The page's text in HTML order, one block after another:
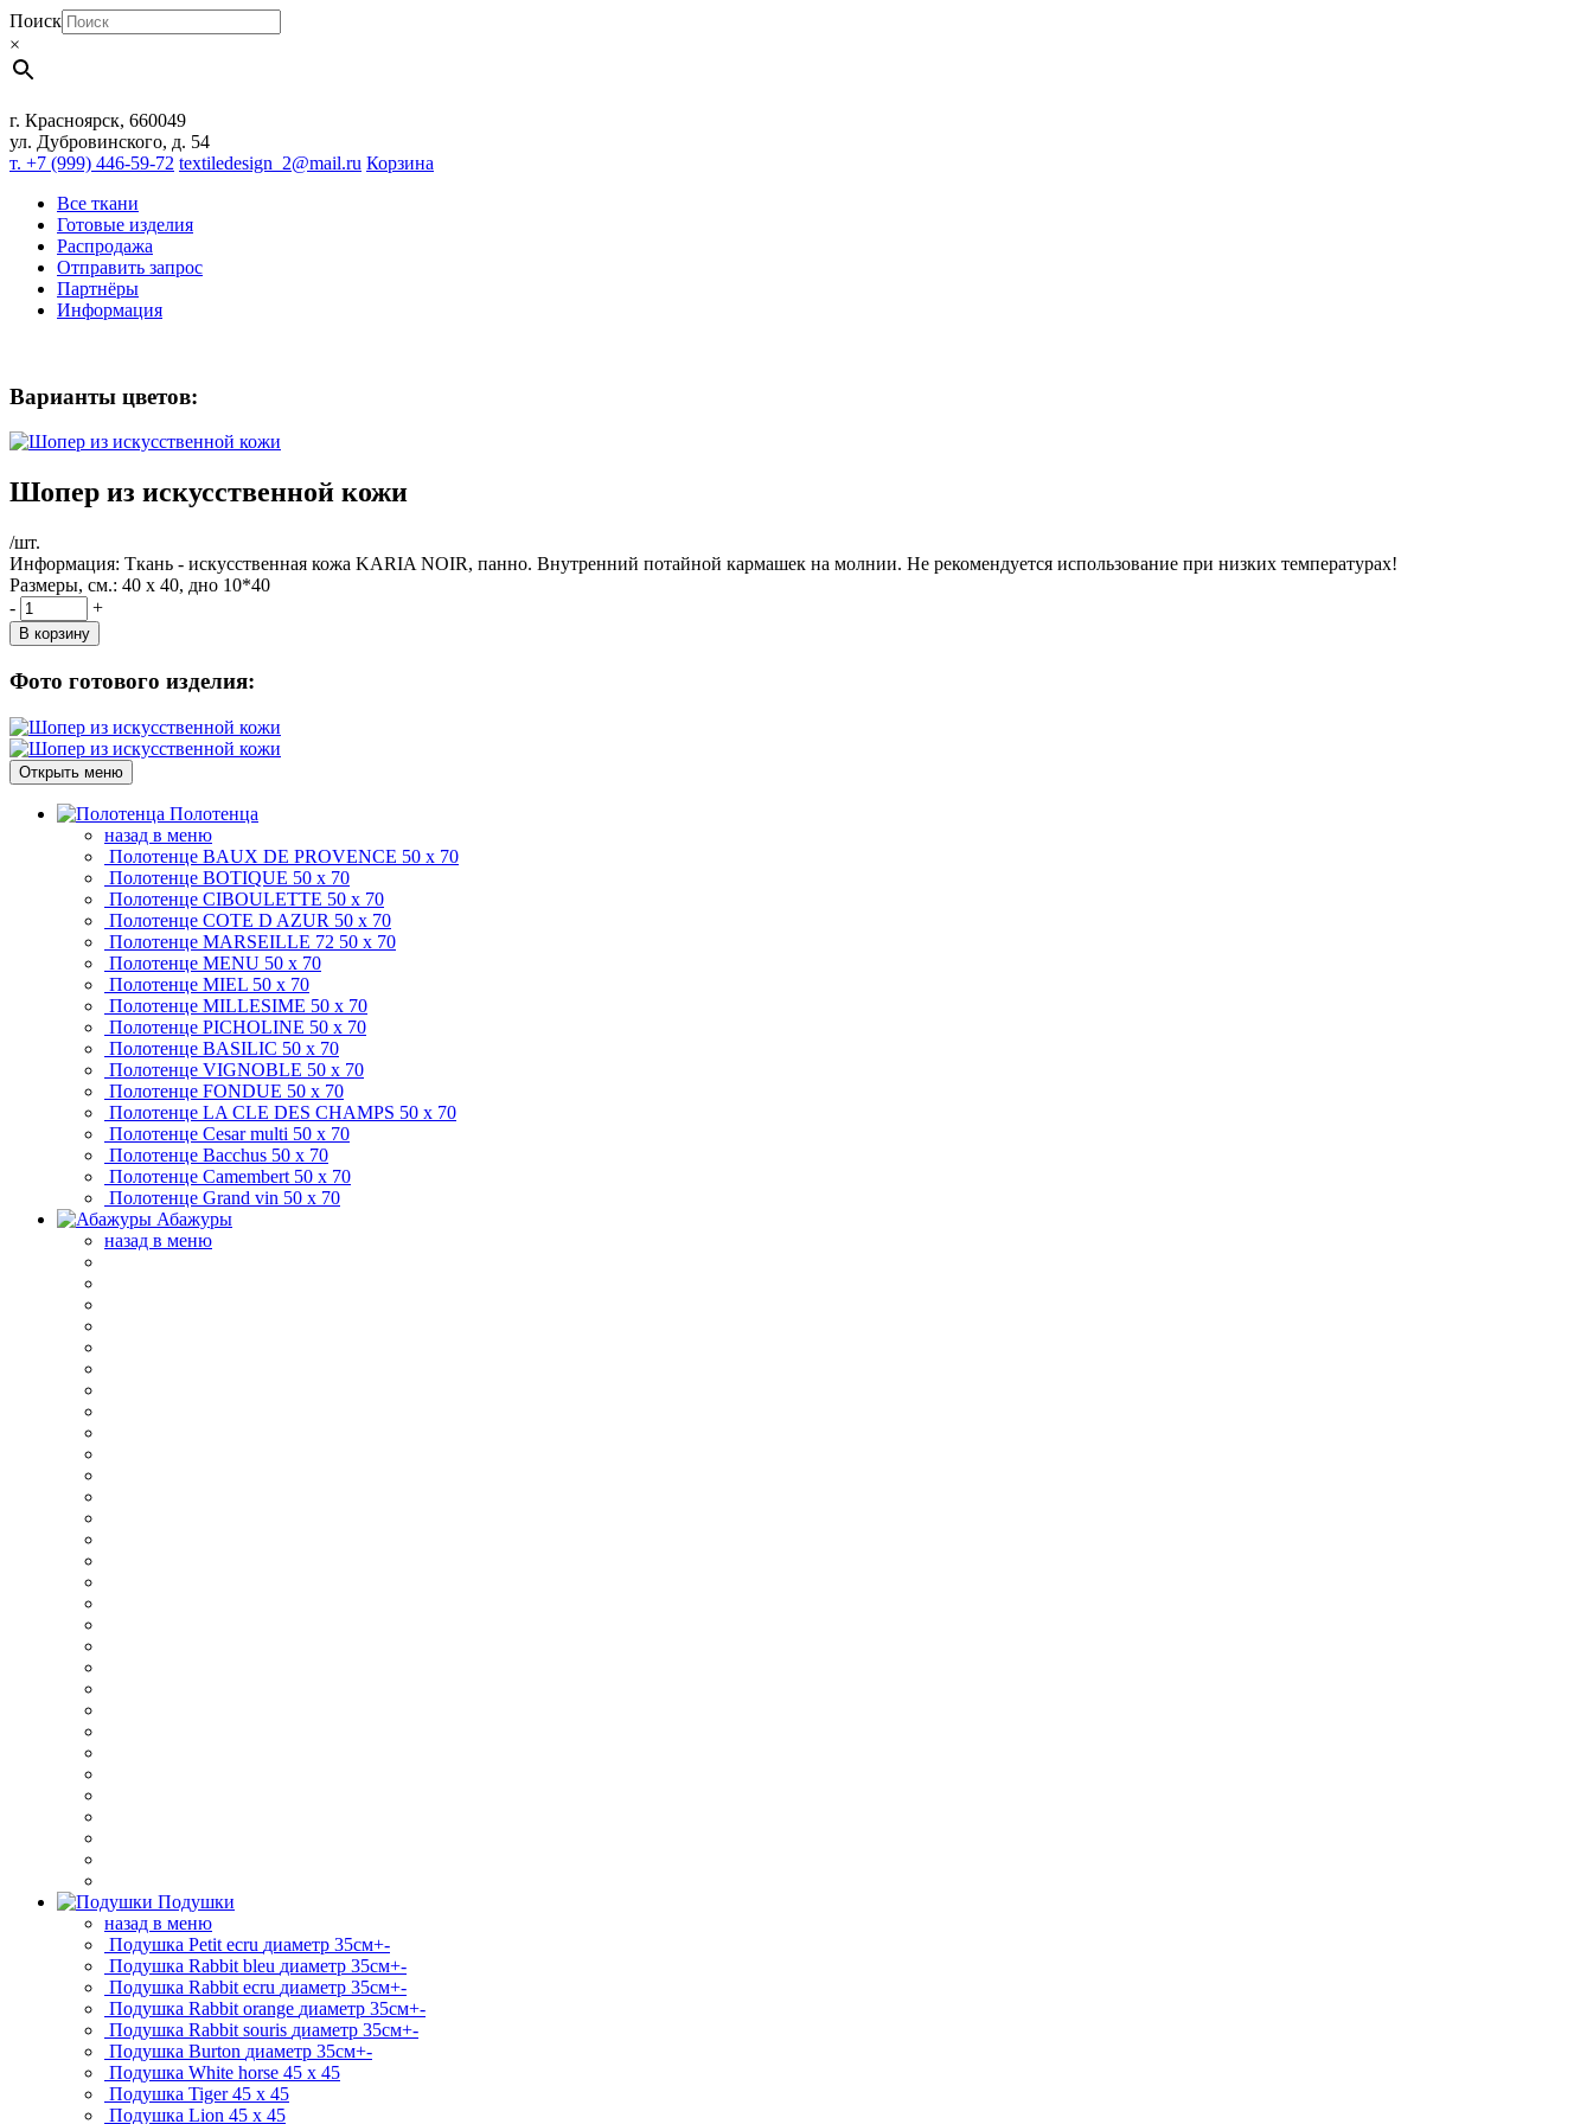
Поиск
×
г. Красноярск, 660049
ул. Дубровинского, д. 54
т. +7 (999) 446-59-72 textiledesign_2@mail.ru Корзина
Все ткани
Готовые изделия
Распродажа
Отправить запрос
Партнёры
Информация
Варианты цветов:
Шопер из искусственной кожи
/шт.
Информация: Ткань - искусственная кожа KARIA NOIR, панно. Внутренний потайной кармашек на молнии. Не рекомендуется использование при низких температурах!
Размеры, см.: 40 x 40, дно 10*40
-
+
В корзину
Фото готового изделия:
Открыть меню
Полотенца
назад в меню
Полотенце BAUX DE PROVENCE 50 х 70
Полотенце BOTIQUE 50 х 70
Полотенце CIBOULETTE 50 х 70
Полотенце COTE D AZUR 50 х 70
Полотенце MARSEILLE 72 50 х 70
Полотенце MENU 50 х 70
Полотенце MIEL 50 х 70
Полотенце MILLESIME 50 х 70
Полотенце PICHOLINE 50 х 70
Полотенце BASILIC 50 х 70
Полотенце VIGNOBLE 50 х 70
Полотенце FONDUE 50 х 70
Полотенце LA CLE DES CHAMPS 50 х 70
Полотенце Cesar multi 50 х 70
Полотенце Bacchus 50 х 70
Полотенце Camembert 50 х 70
Полотенце Grand vin 50 х 70
Абажуры
назад в меню
Подушки
назад в меню
Подушка Petit ecru диаметр 35см+-
Подушка Rabbit bleu диаметр 35см+-
Подушка Rabbit ecru диаметр 35см+-
Подушка Rabbit orange диаметр 35см+-
Подушка Rabbit souris диаметр 35см+-
Подушка Burton диаметр 35см+-
Подушка White horse 45 x 45
Подушка Tiger45 x 45
Подушка Lion 45 x 45